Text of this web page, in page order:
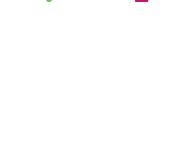
23 de jul. de 2022, 20:00 – 23:00